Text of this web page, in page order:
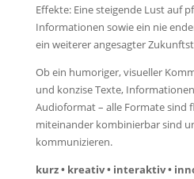
Effekte: Eine steigende Lust auf
Informationen sowie ein nie
ein weiterer angesagter
Ob ein humoriger, visueller
und konzise Texte,
Audioformat – alle Formate sind
miteinander kombinierbar sind
kommunizieren.
kurz • kreativ • interaktiv •